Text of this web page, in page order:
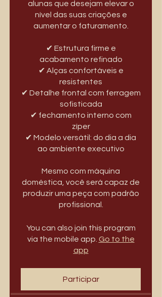
alunas que desejam elevar o
nível das suas criações e
aumentar o faturamento.
✔ Estrutura firme e
acabamento refinado
✔ Alças confortáveis e
resistentes
✔ Detalhe frontal com ferragem
sofisticada
✔ fechamento interno com
zíper
✔ Modelo versátil: do dia a dia
ao ambiente executivo
Mesmo com máquina
doméstica, você será capaz de
produzir uma peça com padrão
profissional.
You can also join this program
via the mobile app. Go to the
app
Participar